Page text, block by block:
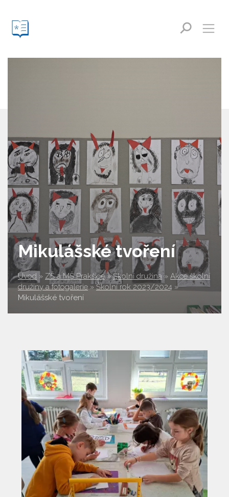
Mikulášské tvoření
Úvod » ZŠ a MŠ Prakšice » Školní družina » Akce školní
družiny a fotogalerie » Školní rok 2023/2024 »
Mikulášské tvoření